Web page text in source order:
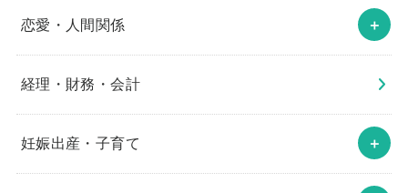
恋愛・人間関係
経理・財務・会計
妊娠出産・子育て